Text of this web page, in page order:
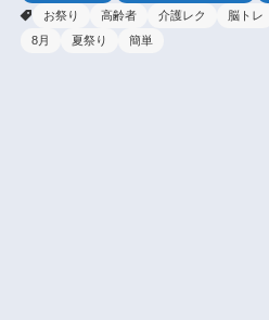
お祭り
高齢者 介護レク 脳トレ
8月
夏祭り 簡単